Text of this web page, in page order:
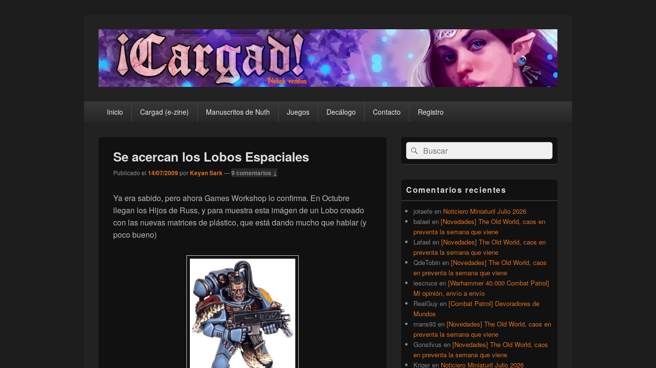
¡Cargad!
principalInicio Cargad (e-zine) Manuscritos de Nuth Juegos Decálogo Contacto Registro
Se acercan los Lobos Espaciales
Publicado el 14/07/2009porKeyan Sark—9 comentarios ↓
Ya era sabido, pero ahora Games Workshop lo confirma. En Octubre
llegan los Hijos de Russ, y para muestra esta imágen de un Lobo creado
con las nuevas matrices de plástico, que está dando mucho que hablar (y
poco bueno)
El
área
de
lateral
primaria
Buscar
por:
Buscar
Comentarios recientes
jotaefe en Noticiero Miniaturil Julio 2026
balael en [Novedades] The Old World, caos en
preventa la semana que viene
Lafael en [Novedades] The Old World, caos en
preventa la semana que viene
QdeTobin en [Novedades] The Old World, caos
en preventa la semana que viene
iescruce en [Warhammer 40.000 Combat Patrol]
Mi opinión, envío a envío
RealGuy en [Combat Patrol] Devoradores de
Mundos
mans93 en [Novedades] The Old World, caos en
preventa la semana que viene
Gonsilvus en [Novedades] The Old World, caos
en preventa la semana que viene
Kriger en Noticiero Miniaturil Julio 2026